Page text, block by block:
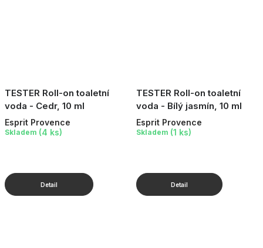
TESTER Roll-on toaletní
voda - Cedr, 10 ml
Esprit Provence
Skladem (4 ks)
TESTER Roll-on toaletní
voda - Bílý jasmín, 10 ml
Esprit Provence
Skladem (1 ks)